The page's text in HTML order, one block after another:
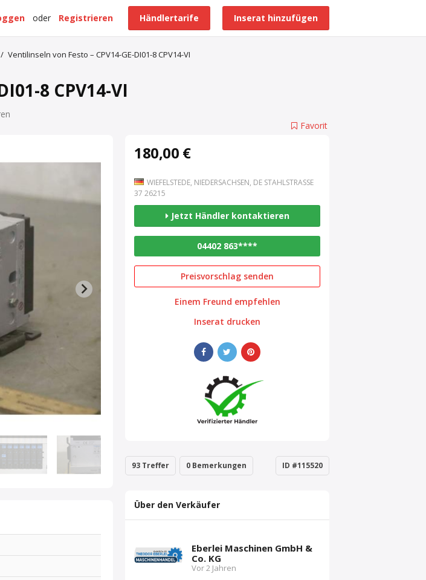
Inserat hinzufügen
Händlertarife
Registrieren
oder
/ Ventilinseln von Festo – CPV14-GE-DI01-8 CPV14-VI
8 CPV14-VI
Favorit
180,00 €
WIEFELSTEDE, NIEDERSACHSEN, DE STAHLSTRASSE 3
7 26215
Jetzt Händler kontaktieren
04402 863****
Preisvorschlag senden
Einem Freund empfehlen
Inserat drucken
93 Treffer 0 Bemerkungen ID #115520
Über den Verkäufer
Eberlei Maschinen GmbH &
Co. KG
Vor 2 Jahren